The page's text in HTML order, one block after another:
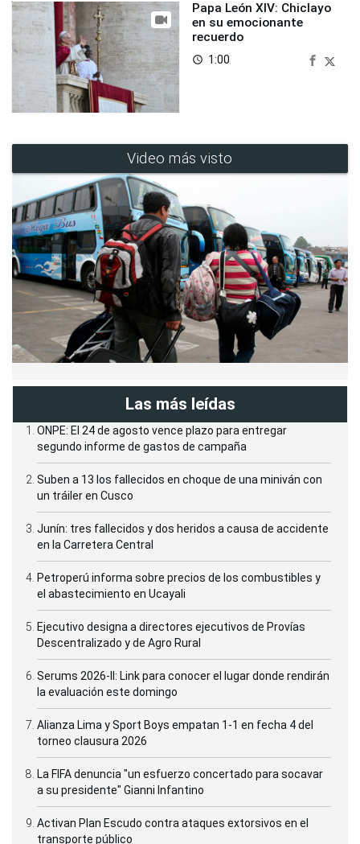
Papa León XIV: Chiclayo
en su emocionante
recuerdo
access_time 1:00
Video más visto
Las más leídas
ONPE: El 24 de agosto vence plazo para entregar
segundo informe de gastos de campaña
Suben a 13 los fallecidos en choque de una miniván con
un tráiler en Cusco
Junín: tres fallecidos y dos heridos a causa de accidente
en la Carretera Central
Petroperú informa sobre precios de los combustibles y
el abastecimiento en Ucayali
Ejecutivo designa a directores ejecutivos de Provías
Descentralizado y de Agro Rural
Serums 2026-II: Link para conocer el lugar donde rendirán
la evaluación este domingo
Alianza Lima y Sport Boys empatan 1-1 en fecha 4 del
torneo clausura 2026
La FIFA denuncia "un esfuerzo concertado para socavar
a su presidente" Gianni Infantino
Activan Plan Escudo contra ataques extorsivos en el
transporte público